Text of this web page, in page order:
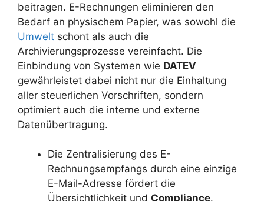
beitragen. E-Rechnungen eliminieren den
Bedarf an physischem Papier, was sowohl die
Umwelt schont als auch die
Archivierungsprozesse vereinfacht. Die
Einbindung von Systemen wie DATEV
gewährleistet dabei nicht nur die Einhaltung
aller steuerlichen Vorschriften, sondern
optimiert auch die interne und externe
Datenübertragung.
Die Zentralisierung des E-
Rechnungsempfangs durch eine einzige
E-Mail-Adresse fördert die
Übersichtlichkeit und Compliance.